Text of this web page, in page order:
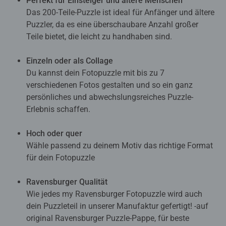
Das 200-Teile-Puzzle ist ideal für Anfänger und ältere
Puzzler, da es eine überschaubare Anzahl großer
Teile bietet, die leicht zu handhaben sind.
Einzeln oder als Collage
Du kannst dein Fotopuzzle mit bis zu 7
verschiedenen Fotos gestalten und so ein ganz
persönliches und abwechslungsreiches Puzzle-
Erlebnis schaffen.
Hoch oder quer
Wähle passend zu deinem Motiv das richtige Format
für dein Fotopuzzle
Ravensburger Qualität
Wie jedes my Ravensburger Fotopuzzle wird auch
dein Puzzleteil in unserer Manufaktur gefertigt! -auf
original Ravensburger Puzzle-Pappe, für beste